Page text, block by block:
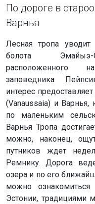
По дороге в
Варнья
Лесная тропа
болота Эмайыэ-
расположенного
заповедника
интерес
(Vanaussaia) и Варнья,
по маленьким
Варнья Тропа
можно, наконец,
путников ждет
Ремнику. Дорога
озера и по его
можно ознакомиться
Эстонии, традициями